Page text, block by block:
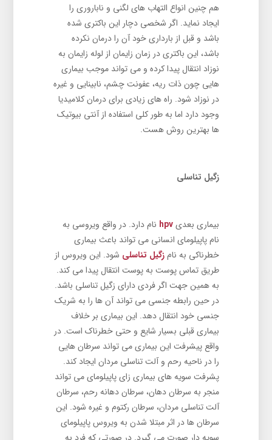
هم چنین انواع التهاب های لگنی و ناباروری را
ایجاد نماید. اگر شخصی دچار این باکتری شده
باشد و قبل از بارداری خود آن را درمان نکرده
باشد، این باکتری در زمان زایمان از لوله زایمان به
نوزاد انتقال پیدا کرده و می‌ تواند موجب بیماری
هایی چون ذات ریه، عفونت چشم، نابینایی و غیره
در نوزاد شود. راه‌ های زیادی برای درمان کلامیدیا
وجود دارد اما به طور کلی استفاده از آنتی بیوتیک
ها بهترین روش هست.
زگیل تناسلی
بیماری بعدیhpv نام دارد. در واقع ویروسی به
نام پاپیلومای انسانی می ‌تواند باعث بیماری
خطرناکی به نامزگیل تناسلی شود. این ویروس از
طریق تماس پوست به پوست انتقال پیدا می ‌کند.
به همین جهت اگر فردی دارای زگیل تناسلی باشد.
در حین رابطه جنسی می‌ تواند آن ها را به شریک
جنسی خود انتقال دهد. این بیماری بر خلاف
بیماری قبلی بسیار شایع و حتی خطرناک است. در
واقع پیشرفت این بیماری می تواند سرطان هایی
را در ناحیه رحم و آلت تناسلی مردان ایجاد کند.
پشرفت سویه های بیماری زای پاپیلومای می ‌تواند
منجر به سرطان دهان، سرطان دهانه رحم، سرطان
آلت تناسلی مردان، سرطان رکتوم و غیره شود. این
سرطان ها در اثر مبتلا شدن به ویروس پاپیلومای